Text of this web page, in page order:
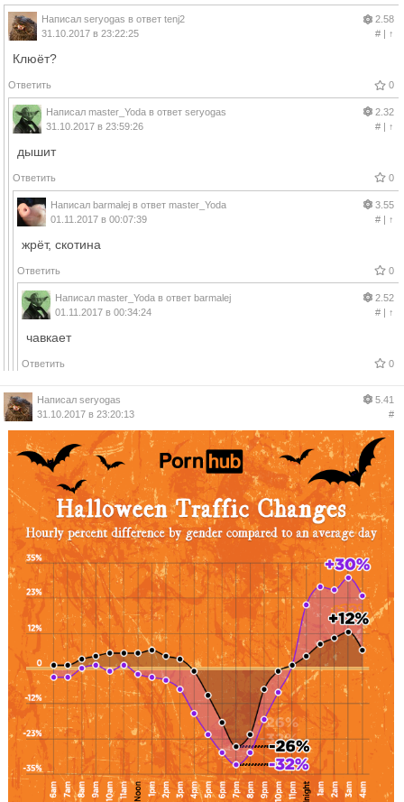
Написал seryogas в ответ tenj2
31.10.2017 в 23:22:25
2.58
#| ↑
Клюёт?
Ответить 0
Написал master_Yoda в ответ seryogas
31.10.2017 в 23:59:26
2.32
#| ↑
дышит
Ответить 0
Написал barmalej в ответ master_Yoda
01.11.2017 в 00:07:39
3.55
#| ↑
жрёт, скотина
Ответить 0
Написал master_Yoda в ответ barmalej
01.11.2017 в 00:34:24
2.52
#| ↑
чавкает
Ответить 0
Написал seryogas
31.10.2017 в 23:20:13
5.41
#